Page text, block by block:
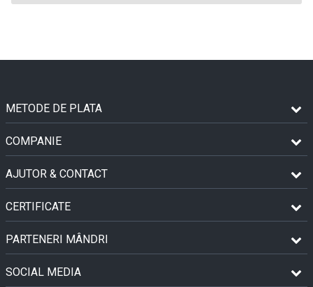
METODE DE PLATA
COMPANIE
AJUTOR & CONTACT
CERTIFICATE
PARTENERI MÂNDRI
SOCIAL MEDIA